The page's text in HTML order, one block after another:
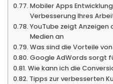
Mobiler Apps
Verbesserung Ihres
YouTube zeigt
Medien an
Was sind die Vorteile
Google AdWords sorgt
Wie kann ich die
Tipps zur verbesserten